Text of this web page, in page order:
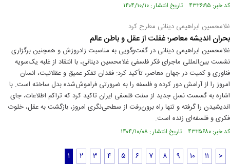
کد خبر: ۴۳۲۶۰۹۵ تاریخ انتشار : ۱۴۰۴/۱۰/۱۰
غلامحسین ابراهیمی دینانی مطرح کرد
بحران اندیشه معاصر؛ غفلت از عقل و باطن عالم
غلامحسین ابراهیمی دینانی در گفت‌وگویی به مناسبت زادروزش و همچنین برگزاری
نشست بین‌المللی ماجرای فکر فلسفی غلامحسین دینانی، با انتقاد از غلبه یک‌سویه
فناوری و کمیت در جهان معاصر، تأکید کرد: فقدان تفکر عمیق و عقلانیت، انسان
امروز را از آرامش دور کرده و فلسفه را به ضرورتی فراموش‌شده بدل ساخته است. با
اشاره به گسست نسل جدید از سنت فلسفی ایران تاکید کرد که تراکم اطلاعات، جای
اندیشیدن را گرفته و تنها راه برون‌رفت از سطحی‌نگری امروز، بازگشت به عقل، خلوت
فکری و فلسفه‌ای زنده است.
کد خبر: ۴۳۲۵۶۸۰ تاریخ انتشار : ۱۴۰۴/۱۰/۰۸
۱ ۲ ۳ ۴ ۵ ۶ ۷ ۸ ۹ ۱۰ ۱۱ >